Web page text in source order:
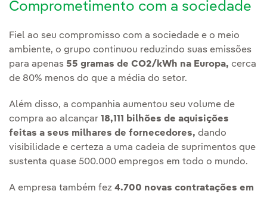
Comprometimento com a sociedade
Fiel ao seu compromisso com a sociedade e o meio
ambiente, o grupo continuou reduzindo suas emissões
para apenas 55 gramas de CO2/kWh na Europa, cerca
de 80% menos do que a média do setor.
Além disso, a companhia aumentou seu volume de
compra ao alcançar 18,111 bilhões de aquisições
feitas a seus milhares de fornecedores, dando
visibilidade e certeza a uma cadeia de suprimentos que
sustenta quase 500.000 empregos em todo o mundo.
A empresa também fez 4.700 novas contratações em